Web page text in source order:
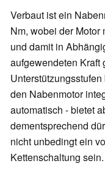
Verbaut ist ein
Nm, wobei der
und damit in
aufgewendeten Kraft
den Nabenmotor
automatisch - bietet
dementsprechend
nicht unbedingt ein
Kettenschaltung